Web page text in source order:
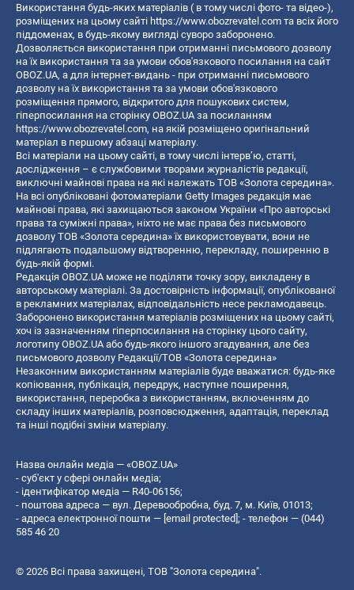
Використання будь-яких матеріалів ( в тому числі фото- та відео-),
розміщених на цьому сайті https://www.obozrevatel.com та всіх його
піддоменах, в будь-якому вигляді суворо заборонено.
Дозволяється використання при отриманні письмового дозволу
на їх використання та за умови обов'язкового посилання на сайт
OBOZ.UA, а для інтернет-видань - при отриманні письмового
дозволу на їх використання та за умови обов'язкового
розміщення прямого, відкритого для пошукових систем,
гіперпосилання на сторінку OBOZ.UA за посиланням
https://www.obozrevatel.com, на якій розміщено оригінальний
матеріал в першому абзаці матеріалу.
Всі матеріали на цьому сайті, в тому числі інтерв’ю, статті,
дослідження – є службовими творами журналістів редакції,
виключні майнові права на які належать ТОВ «Золота середина».
На всі опубліковані фотоматеріали Getty Images редакція має
майнові права, які захищаються законом України «Про авторські
права та суміжні права», ніхто не має права без письмового
дозволу ТОВ «Золота середина» їх використовувати, вони не
підлягають подальшому відтворенню, перекладу, поширенню в
будь-якій формі.
Редакція OBOZ.UA може не поділяти точку зору, викладену в
авторському матеріалі. За достовірність інформації, опублікованої
в рекламних матеріалах, відповідальність несе рекламодавець.
Заборонено використання матеріалів розміщених на цьому сайті,
хоч із зазначенням гіперпосилання на сторінку цього сайту,
логотипу OBOZ.UA або будь-якого іншого згадування, але без
письмового дозволу Редакції/ТОВ «Золота середина»
Незаконним використанням матеріалів буде вважатися: будь-яке
копiювання, публiкацiя, передрук, наступне поширення,
використання, переробка з використанням, включенням до
складу інших матеріалів, розповсюдження, адаптація, переклад
та інші подібні зміни матеріалу.
Назва онлайн медіа — «OBOZ.UA»
- суб'єкт у сфері онлайн медіа;
- ідентифікатор медіа — R40-06156;
- поштова адреса — вул. Деревообробна, буд. 7, м. Київ, 01013;
- адреса електронної пошти — [email protected]; - телефон — (044)
585 46 20
© 2026 Всі права захищені, ТОВ "Золота середина".